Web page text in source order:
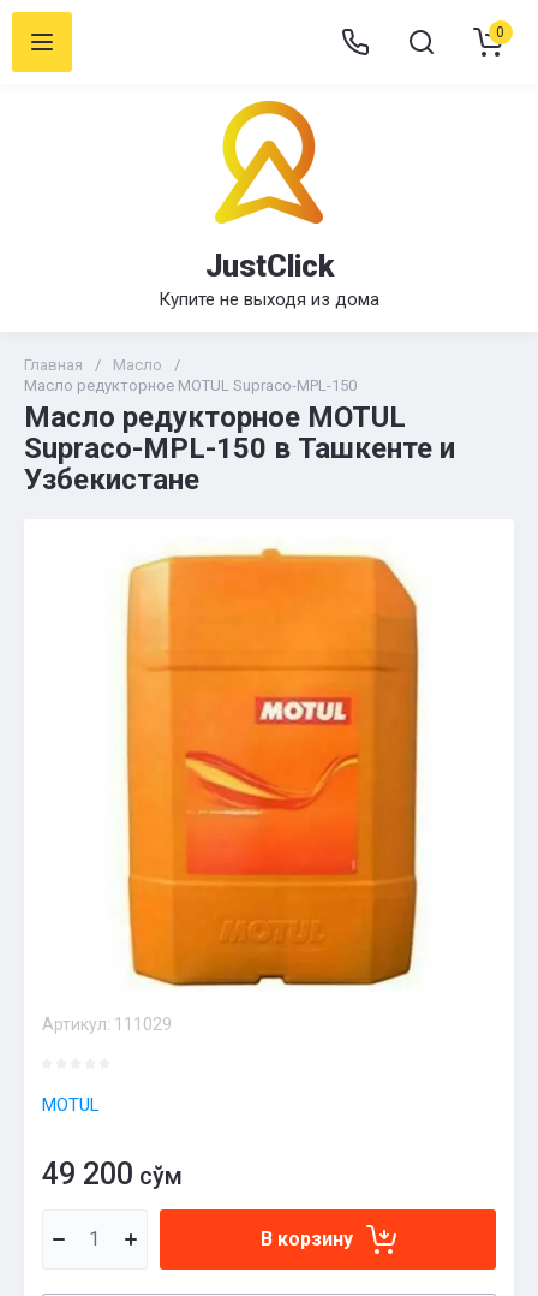
JustClick
Купите не выходя из дома
0
Главная / Масло
/
Масло редукторное MOTUL Supraco-MPL-150
Масло редукторное MOTUL
Supraco-MPL-150 в Ташкенте и
Узбекистане
Артикул: 111029
MOTUL
49 200 сўм
В корзину